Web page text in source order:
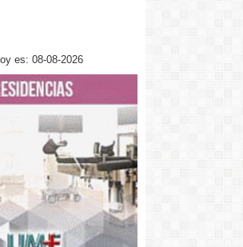
es: 08-08-2026